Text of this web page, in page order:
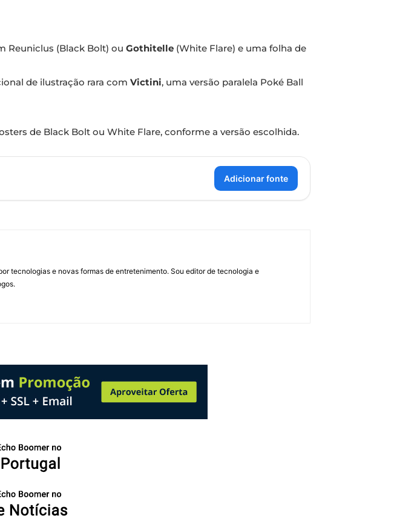
Reuniclus (Black Bolt) ou Gothitelle (White Flare) e uma folha de
de ilustração rara com Victini, uma versão paralela Poké Ball
de Black Bolt ou White Flare, conforme a versão escolhida.
Adicionar fonte
tecnologias e novas formas de entretenimento. Sou editor de tecnologia e